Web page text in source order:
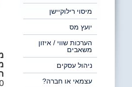
מיסוי רילוקיישן
יועץ מס
הערכות שווי / איזון
משאבים
ניהול עסקים
עצמאי או חברה?